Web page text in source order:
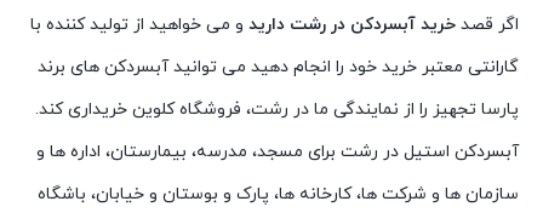
اگر قصد خرید آبسردکن در رشت دارید و می خواهید از تولید کننده با
گارانتی معتبر خرید خود را انجام دهید می توانید آبسردکن های برند
پارسا تجهیز را از نمایندگی ما در رشت، فروشگاه کلوین خریداری کند.
آبسردکن استیل در رشت برای مسجد، مدرسه، بیمارستان، اداره ها و
سازمان ها و شرکت ها، کارخانه ها، پارک و بوستان و خیابان، باشگاه